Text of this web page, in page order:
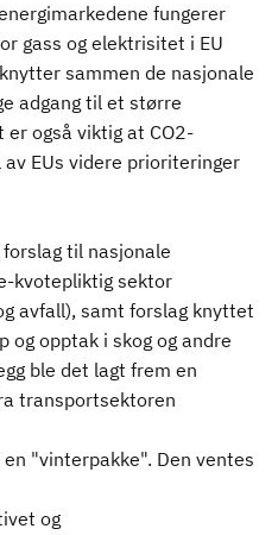
fungerer
gass og elektrisitet i EU
sammen de nasjonale
adgang til et større
også viktig at CO2-
EUs videre prioriteringer
til nasjonale
kvotepliktig sektor
avfall), samt forslag knyttet
opptak i skog og andre
ble det lagt frem en
transportsektoren
"vinterpakke". Den ventes
og